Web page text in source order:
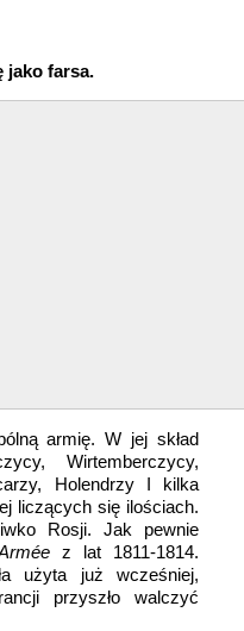
jako farsa.
armię. W jej skład
Wirtemberczycy,
Holendrzy I kilka
liczących się ilościach.
Rosji. Jak pewnie
z lat 1811-1814.
użyta już wcześniej,
przyszło walczyć